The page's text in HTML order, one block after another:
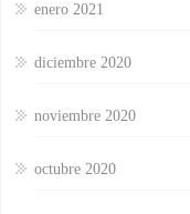
enero 2021
diciembre 2020
noviembre 2020
octubre 2020